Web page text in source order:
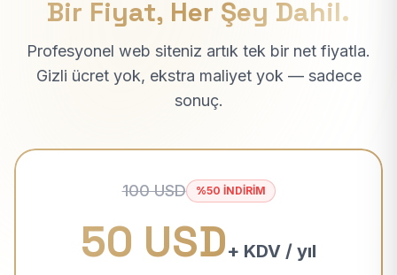
Bir Fiyat, Her Şey Dahil.
Profesyonel web siteniz artık tek bir net fiyatla.
Gizli ücret yok, ekstra maliyet yok — sadece
sonuç.
100 USD %50 İNDİRİM
50 USD+ KDV / yıl